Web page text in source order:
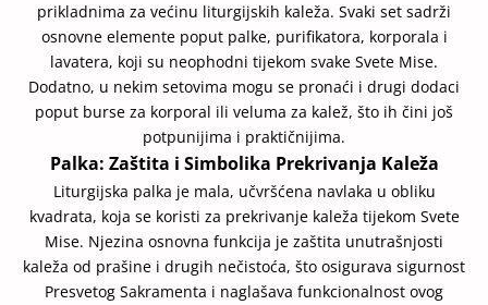
prikladnima za većinu liturgijskih kaleža. Svaki set sadrži
osnovne elemente poput palke, purifikatora, korporala i
lavatera, koji su neophodni tijekom svake Svete Mise.
Dodatno, u nekim setovima mogu se pronaći i drugi dodaci
poput burse za korporal ili veluma za kalež, što ih čini još
potpunijima i praktičnijima.
Palka: Zaštita i Simbolika Prekrivanja Kaleža
Liturgijska palka je mala, učvršćena navlaka u obliku
kvadrata, koja se koristi za prekrivanje kaleža tijekom Svete
Mise. Njezina osnovna funkcija je zaštita unutrašnjosti
kaleža od prašine i drugih nečistoća, što osigurava sigurnost
Presvetog Sakramenta i naglašava funkcionalnost ovog